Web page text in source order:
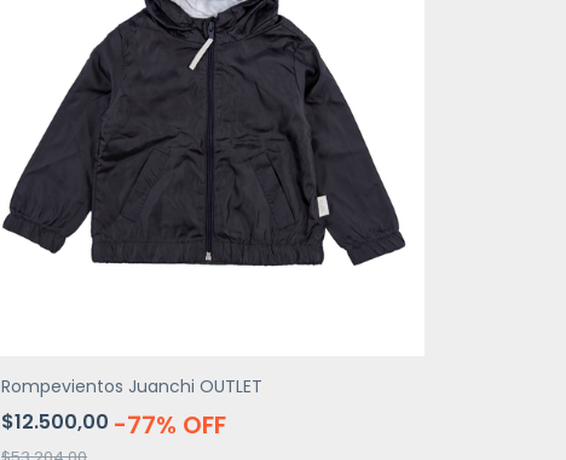
Rompevientos Juanchi OUTLET
$12.500,00 -77% OFF